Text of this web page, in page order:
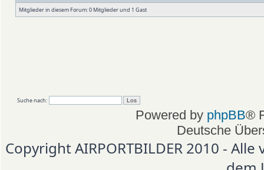
Mitglieder in diesem Forum: 0 Mitglieder und 1 Gast
Suche nach:
Powered by phpBB®
Deutsche
Copyright AIRPORTBILDER 2010 -